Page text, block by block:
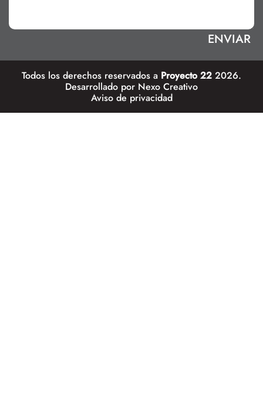
Todos los derechos reservados a Proyecto 22 2026.
Desarrollado por Nexo Creativo
Aviso de privacidad